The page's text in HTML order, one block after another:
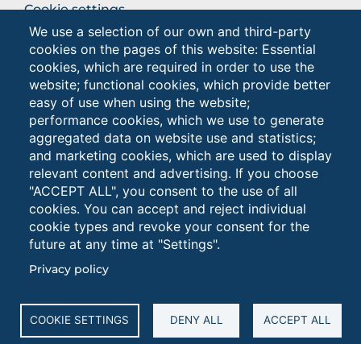
We use a selection of our own and third-party
cookies on the pages of this website: Essential
cookies, which are required in order to use the
website; functional cookies, which provide better
easy of use when using the website;
performance cookies, which we use to generate
aggregated data on website use and statistics;
and marketing cookies, which are used to display
relevant content and advertising. If you choose
"ACCEPT ALL", you consent to the use of all
cookies. You can accept and reject individual
cookie types and revoke your consent for the
future at any time at "Settings".
Privacy policy
COOKIE SETTINGS DENY ALL ACCEPT ALL
Cookies
settings
BROWSE
THE
SECTION
Cookie settings
Privacy
Privacy - Studenti
Browse
the
section
Università degli Studi di Foggia • Via A.Gramsci 89/91 •
servizioweb@unifg.it